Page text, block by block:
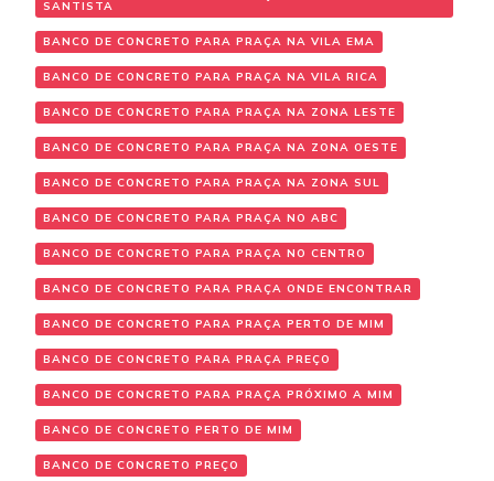
SANTISTA
BANCO DE CONCRETO PARA PRAÇA NA VILA EMA
BANCO DE CONCRETO PARA PRAÇA NA VILA RICA
BANCO DE CONCRETO PARA PRAÇA NA ZONA LESTE
BANCO DE CONCRETO PARA PRAÇA NA ZONA OESTE
BANCO DE CONCRETO PARA PRAÇA NA ZONA SUL
BANCO DE CONCRETO PARA PRAÇA NO ABC
BANCO DE CONCRETO PARA PRAÇA NO CENTRO
BANCO DE CONCRETO PARA PRAÇA ONDE ENCONTRAR
BANCO DE CONCRETO PARA PRAÇA PERTO DE MIM
BANCO DE CONCRETO PARA PRAÇA PREÇO
BANCO DE CONCRETO PARA PRAÇA PRÓXIMO A MIM
BANCO DE CONCRETO PERTO DE MIM
BANCO DE CONCRETO PREÇO